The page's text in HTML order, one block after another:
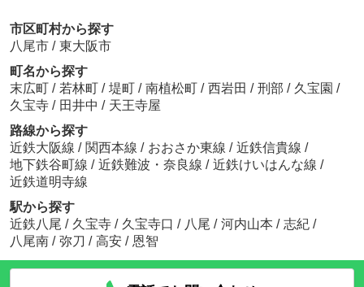
市区町村から探す
八尾市 / 東大阪市
町名から探す
末広町 / 若林町 / 堤町 / 南植松町 / 西岩田 / 刑部 / 久宝園 /
久宝寺 / 田井中 / 天王寺屋
路線から探す
近鉄大阪線 / 関西本線 / おおさか東線 / 近鉄信貴線 /
地下鉄谷町線 / 近鉄難波・奈良線 / 近鉄けいはんな線 /
近鉄道明寺線
駅から探す
近鉄八尾 / 久宝寺 / 久宝寺口 / 八尾 / 河内山本 / 志紀 /
八尾南 / 弥刀 / 高安 / 恩智